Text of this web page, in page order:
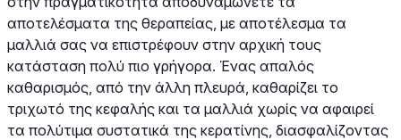
αποτελέσματα της θεραπείας, με αποτέλεσμα τα
μαλλιά σας να επιστρέφουν στην αρχική τους
κατάσταση πολύ πιο γρήγορα. Ένας απαλός
καθαρισμός, από την άλλη πλευρά, καθαρίζει το
τριχωτό της κεφαλής και τα μαλλιά χωρίς να αφαιρεί
τα πολύτιμα συστατικά της κερατίνης, διασφαλίζοντας